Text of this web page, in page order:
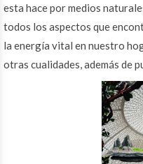
esta hace por medios
todos los aspectos que
la energía vital en nuestro
otras cualidades, además de